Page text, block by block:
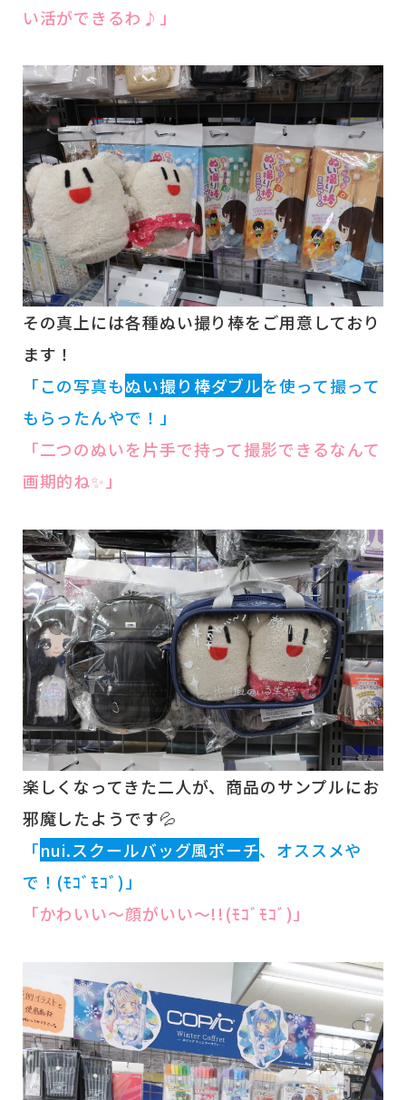
い活ができるわ♪」
その真上には各種ぬい撮り棒をご用意しており
ます！
「この写真もぬい撮り棒ダブルを使って撮って
もらったんやで！」
「二つのぬいを片手で持って撮影できるなんて
画期的ね✨」
楽しくなってきた二人が、商品のサンプルにお
邪魔したようです💦
「nui.スクールバッグ風ポーチ、オススメや
で！(ﾓｺﾞﾓｺﾞ)」
「かわいい～顔がいい～!!(ﾓｺﾞﾓｺﾞ)」